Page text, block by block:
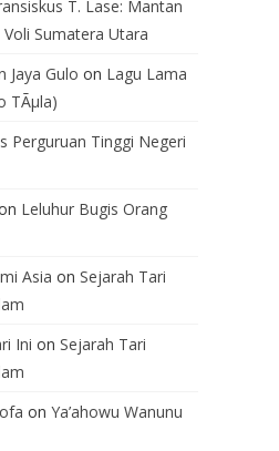
T. Lase: Mantan
Sumatera Utara
Jaya Gulo on Lagu Lama
TÃµla)
Perguruan Tinggi Negeri
Leluhur Bugis Orang
Asia on Sejarah Tari
Ini on Sejarah Tari
on Ya’ahowu Wanunu